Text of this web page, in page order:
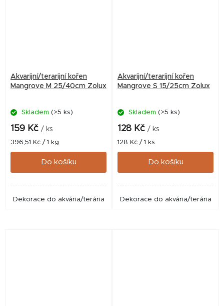
Akvarijní/terarijní kořen
Mangrove M 25/40cm Zolux
Skladem (>5 ks)
159 Kč / ks
Měrná
cena:
396,51 Kč / 1 kg
Do košíku
Dekorace do akvária/terária
Akvarijní/terarijní kořen
Mangrove S 15/25cm Zolux
Skladem (>5 ks)
128 Kč / ks
Měrná
cena:
128 Kč / 1 ks
Do košíku
Dekorace do akvária/terária